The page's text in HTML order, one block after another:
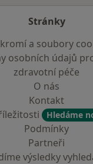
Stránky
a soubory
osobních údajů
zdravotní péče
O nás
Kontakt
Hledáme
Podmínky
Partneři
výsledky